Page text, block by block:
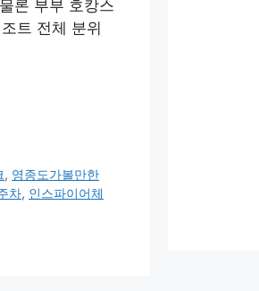
론 부부 호캉스
트 전체 분위
, 영종도가볼만한
차, 인스파이어체